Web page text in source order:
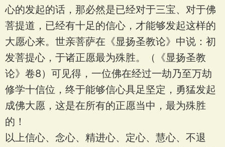
心的发起的话，那必然是已经对于三宝、对于佛
菩提道，已经有十足的信心，才能够发起这样的
大愿心来。世亲菩萨在《显扬圣教论》中说：初
发菩提心，于诸正愿最为殊胜。（《显扬圣教
论》卷8）可见得，一位佛在经过一劫乃至万劫
修学十信位，终于能够信心具足坚定，勇猛发起
成佛大愿，这是在所有的正愿当中，最为殊胜
的！
以上信心、念心、精进心、定心、慧心、不退